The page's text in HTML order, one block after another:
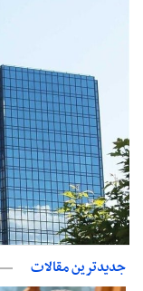
بانک مرکزی:
جدیدترین مقالات